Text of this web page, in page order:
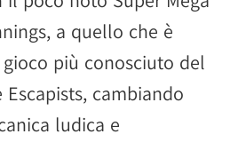
a quello che è
più conosciuto del
cambiando
ludica e